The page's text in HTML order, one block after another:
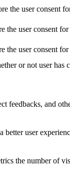
the user consent
user consent
user consent
or not user has
feedbacks, and
better user
the number of